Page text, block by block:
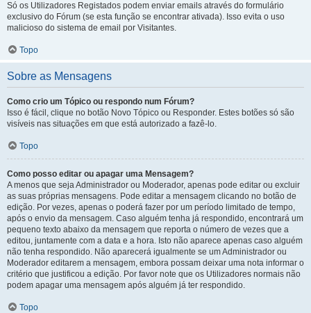
Só os Utilizadores Registados podem enviar emails através do formulário
exclusivo do Fórum (se esta função se encontrar ativada). Isso evita o uso
malicioso do sistema de email por Visitantes.
Topo
Sobre as Mensagens
Como crio um Tópico ou respondo num Fórum?
Isso é fácil, clique no botão Novo Tópico ou Responder. Estes botões só são
visíveis nas situações em que está autorizado a fazê-lo.
Topo
Como posso editar ou apagar uma Mensagem?
A menos que seja Administrador ou Moderador, apenas pode editar ou excluir
as suas próprias mensagens. Pode editar a mensagem clicando no botão de
edição. Por vezes, apenas o poderá fazer por um período limitado de tempo,
após o envio da mensagem. Caso alguém tenha já respondido, encontrará um
pequeno texto abaixo da mensagem que reporta o número de vezes que a
editou, juntamente com a data e a hora. Isto não aparece apenas caso alguém
não tenha respondido. Não aparecerá igualmente se um Administrador ou
Moderador editarem a mensagem, embora possam deixar uma nota informar o
critério que justificou a edição. Por favor note que os Utilizadores normais não
podem apagar uma mensagem após alguém já ter respondido.
Topo